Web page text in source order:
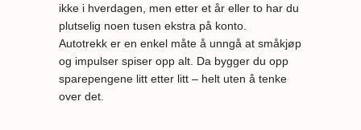
ikke i hverdagen, men etter et år eller to har du
plutselig noen tusen ekstra på konto.
Autotrekk er en enkel måte å unngå at småkjøp
og impulser spiser opp alt. Da bygger du opp
sparepengene litt etter litt – helt uten å tenke
over det.